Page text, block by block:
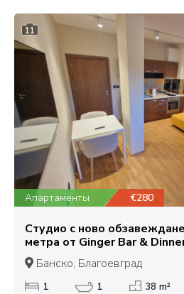
11
Апартаменты €280
Студио с ново
метра от Ginger Bar &
Банско, Благоевград
1 1 38 m²